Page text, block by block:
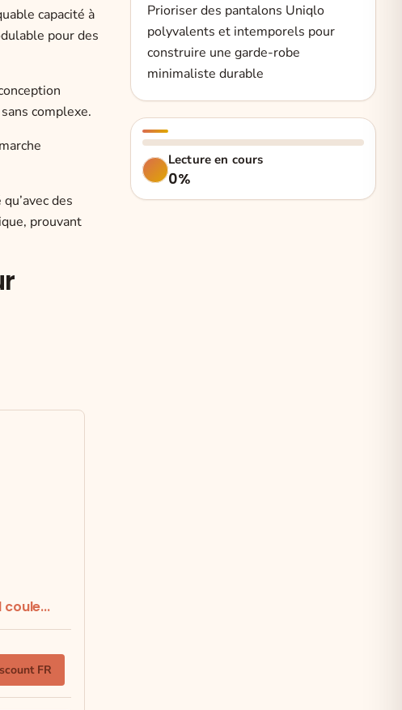
capacité à
pour des
complexe.
des
prouvant
FR
Prioriser des pantalons Uniqlo
polyvalents et intemporels pour
construire une garde-robe
minimaliste durable
Lecture en cours
0%